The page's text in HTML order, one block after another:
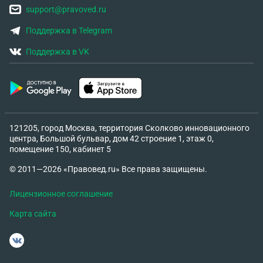
квартире и его доступа. Держать суд как крайний,
но допустимый инструмент.
support@pravoved.ru
Поддержка в Telegram
Поддержка в VK
121205, город Москва, территория Сколково инновационного
центра, Большой бульвар, дом 42 строение 1, этаж 0,
помещение 150, кабинет 5
© 2011—2026 «Правовед.ru» Все права защищены.
Лицензионное соглашение
Карта сайта